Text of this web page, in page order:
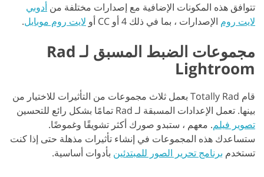
تتوافق هذه المكونات الإضافية مع إصدارات مختلفة من أدوبي
لايت روم الإصدارات ، بما في ذلك 4 أو CC أو لايت روم موبايل.
مجموعات الضبط المسبق لـ Rad
Lightroom
قام Totally Rad بعمل ثلاث مجموعات من التأثيرات للاختيار من
بينها. تعمل الإعدادات المسبقة لـ Rad تمامًا بشكل رائع للتحسين
تصوير فيلم. معهم ، ستبدو صورك أكثر تشويقًا وغموضًا.
ستساعدك هذه المجموعات في إنشاء تأثيرات مذهلة حتى إذا كنت
تستخدم برنامج تحرير الصور للمبتدئين بأدوات أساسية.